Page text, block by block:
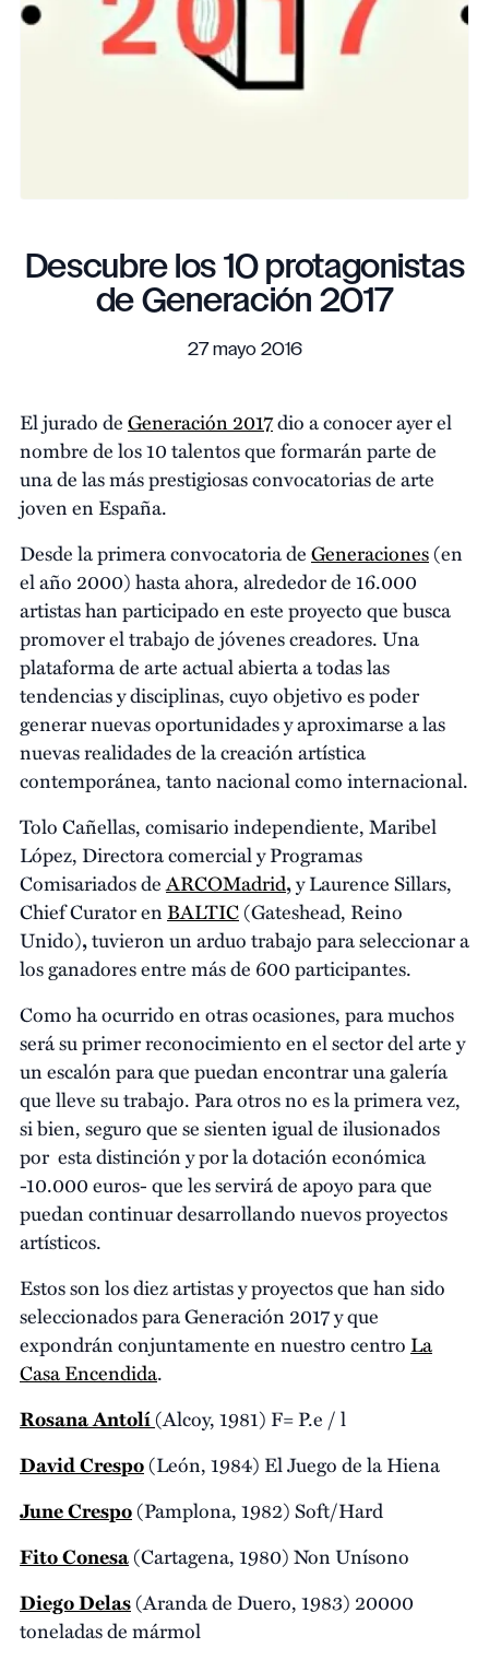
Descubre los 10 protagonistas
de Generación 2017
27 mayo 2016
El jurado deGeneración 2017dio a conocer ayer el
nombre de los 10 talentos que formarán parte de
una de las más prestigiosas convocatorias de arte
joven en España.
Desde la primera convocatoria deGeneraciones(en
el año 2000) hasta ahora, alrededor de 16.000
artistas han participado en este proyecto que busca
promover el trabajo de jóvenes creadores. Una
plataforma de arte actual abierta a todas las
tendencias y disciplinas, cuyo objetivo es poder
generar nuevas oportunidades y aproximarse a las
nuevas realidades de la creación artística
contemporánea, tanto nacional como internacional.
Tolo Cañellas, comisario independiente, Maribel
López, Directora comercial y Programas
Comisariados deARCOMadrid,y Laurence Sillars,
Chief Curator enBALTIC(Gateshead, Reino
Unido),tuvieron un arduo trabajo para seleccionar a
los ganadores entre más de 600 participantes.
Como ha ocurrido en otras ocasiones, para muchos
será su primer reconocimiento en el sector del arte y
un escalón para que puedan encontrar una galería
que lleve su trabajo. Para otros no es la primera vez,
si bien, seguro que se sienten igual de ilusionados
por esta distinción y por la dotación económica
-10.000 euros- que les servirá de apoyo para que
puedan continuar desarrollando nuevos proyectos
artísticos.
Estos son los diez artistas y proyectos que han sido
seleccionados para Generación 2017 y que
expondrán conjuntamente en nuestro centro La
Casa Encendida.
Rosana Antolí(Alcoy, 1981) F= P.e / l
David Crespo(León, 1984) El Juego de la Hiena
June Crespo(Pamplona, 1982) Soft/Hard
Fito Conesa(Cartagena, 1980) Non Unísono
Diego Delas(Aranda de Duero, 1983) 20000
toneladas de mármol